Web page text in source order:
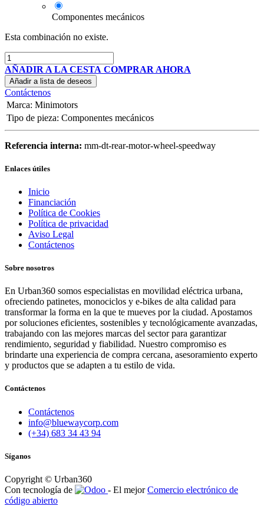
Componentes mecánicos
Esta combinación no existe.
AÑADIR A LA CESTA COMPRAR AHORA
Añadir a lista de deseos
Contáctenos
Marca: Minimotors
Tipo de pieza: Componentes mecánicos
Referencia interna: mm-dt-rear-motor-wheel-speedway
Enlaces útiles
Inicio
Financiación
Política de Cookies
Política de privacidad
Aviso Legal
Contáctenos
Sobre nosotros
En Urban360 somos especialistas en movilidad eléctrica urbana,
ofreciendo patinetes, monociclos y e-bikes de alta calidad para
transformar la forma en la que te mueves por la ciudad. Apostamos
por soluciones eficientes, sostenibles y tecnológicamente avanzadas,
trabajando con las mejores marcas del sector para garantizar
rendimiento, seguridad y fiabilidad. Nuestro compromiso es
brindarte una experiencia de compra cercana, asesoramiento experto
y productos que se adapten a tu estilo de vida.
Contáctenos
Contáctenos
info@bluewaycorp.com
(+34) 683 34 43 94
Síganos
Copyright © Urban360
Con tecnología de
- El mejorComercio electrónico de
código abierto